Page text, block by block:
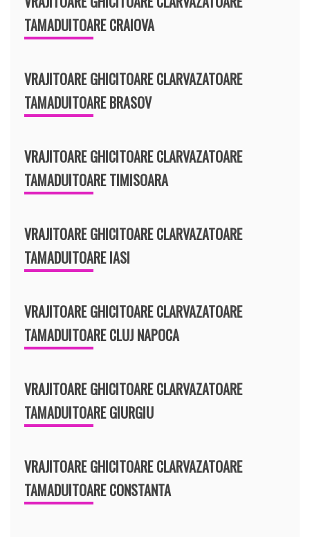
TAMADUITOARE CRAIOVA
VRAJITOARE GHICITOARE CLARVAZATOARE
TAMADUITOARE BRASOV
VRAJITOARE GHICITOARE CLARVAZATOARE
TAMADUITOARE TIMISOARA
VRAJITOARE GHICITOARE CLARVAZATOARE
TAMADUITOARE IASI
VRAJITOARE GHICITOARE CLARVAZATOARE
TAMADUITOARE CLUJ NAPOCA
VRAJITOARE GHICITOARE CLARVAZATOARE
TAMADUITOARE GIURGIU
VRAJITOARE GHICITOARE CLARVAZATOARE
TAMADUITOARE CONSTANTA